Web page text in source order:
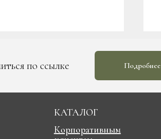
по ссылке Подробнее
КАТАЛОГ
Корпоративным